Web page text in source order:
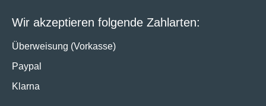
Wir akzeptieren folgende Zahlarten:
Überweisung (Vorkasse)
Paypal
Klarna